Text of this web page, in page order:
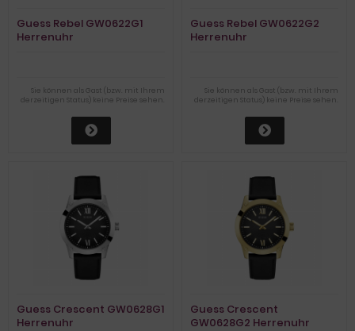
Guess Rebel GW0622G1
Herrenuhr
Sie können als Gast (bzw. mit Ihrem
derzeitigen Status) keine Preise sehen.
Guess Rebel GW0622G2
Herrenuhr
Sie können als Gast (bzw. mit Ihrem
derzeitigen Status) keine Preise sehen.
Guess Crescent GW0628G1
Herrenuhr
Guess Crescent
GW0628G2 Herrenuhr